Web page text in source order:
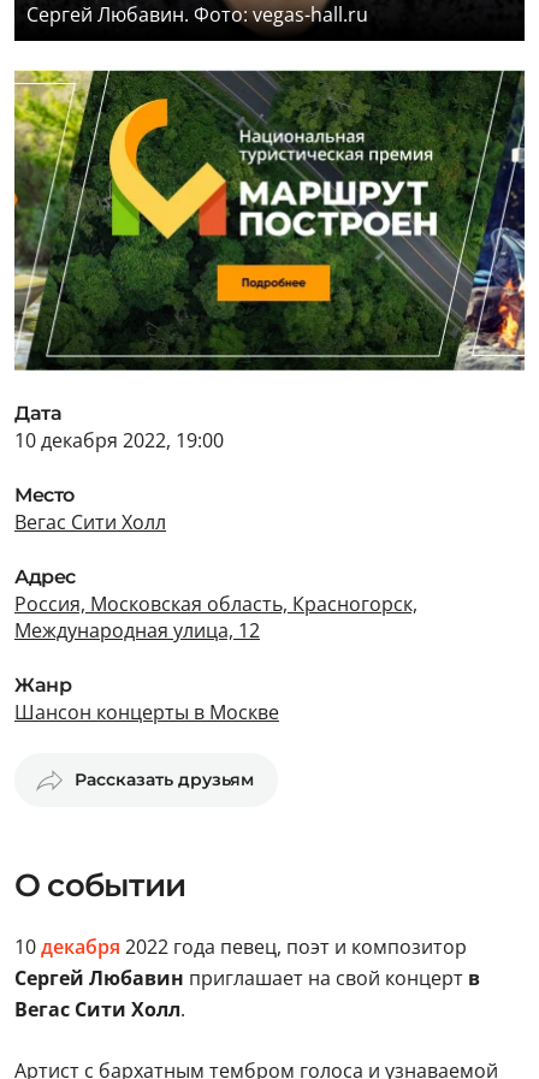
Сергей Любавин. Фото: vegas-hall.ru
Дата
10 декабря 2022, 19:00
Место
Вегас Сити Холл
Адрес
Россия, Московская область, Красногорск,
Международная улица, 12
Жанр
Шансон концерты в Москве
Рассказать друзьям
О событии
10декабря 2022 года певец, поэт и композитор
Сергей Любавин приглашает на свой концерт в
Вегас Сити Холл.
Артист с бархатным тембром голоса и узнаваемой